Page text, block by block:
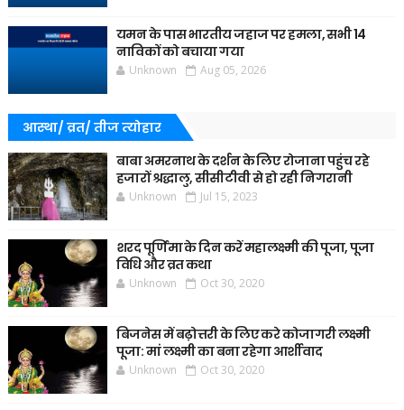
यमन के पास भारतीय जहाज पर हमला, सभी 14
नाविकों को बचाया गया
Unknown Aug 05, 2026
आस्था/ व्रत/ तीज त्‍योहार
बाबा अमरनाथ के दर्शन के लिए रोजाना पहुंच रहे
हजारों श्रद्धालु, सीसीटीवी से हो रही निगरानी
Unknown Jul 15, 2023
शरद पूर्णिमा के दिन करें महालक्ष्मी की पूजा, पूजा
विधि और व्रत कथा
Unknown Oct 30, 2020
बिजनेस में बढ़ोत्तरी के लिए करे कोजागरी लक्ष्मी
पूजा: मां लक्ष्मी का बना रहेगा आर्शीवाद
Unknown Oct 30, 2020